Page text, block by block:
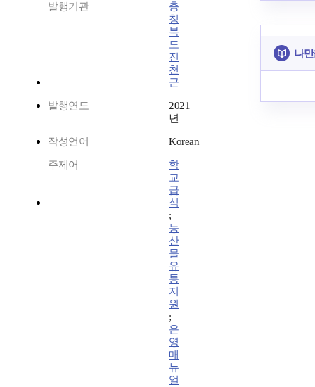
발행기관
충
청
북
도
진
천
군
발행연도
2021
년
작성언어 Korean
주제어
학
교
급
식
;
농
산
물
유
통
지
원
;
운
영
매
뉴
얼
나